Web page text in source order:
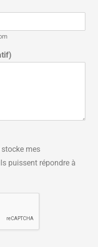
mes
puissent répondre à